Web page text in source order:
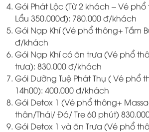
Gói Phát Lộc (Từ 2 khách – Vé
Lẩu 350.000đ): 780.000 đ/khách
Gói Nạp Khí (Vé phổ thông+ Tắm
đ/khách
Gói Nạp Khí có ăn trưa (Vé phổ
trưa): 830.000 đ/khách
Gói Dưỡng Tuệ Phát Thụ ( Vé phổ
14h00): 400.000 đ/khách
Gói Detox 1 (Vé phổ thông+
thân/Thái/ Đá/ Tre 60 phút)
Gói Detox 1 và ăn Trưa (Vé phổ